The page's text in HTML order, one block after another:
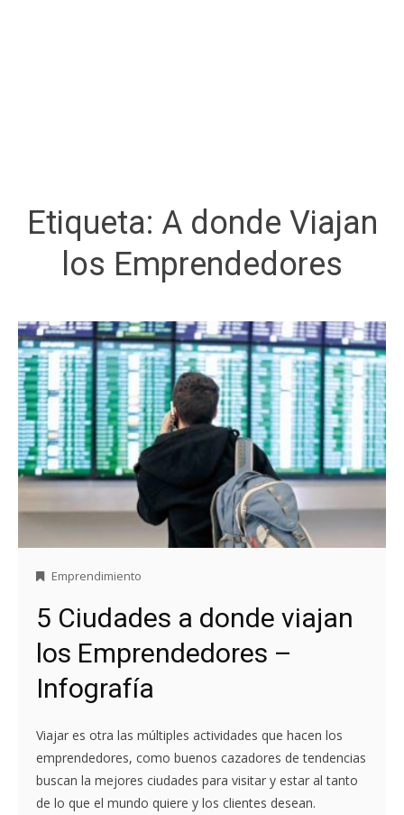
Etiqueta: A donde Viajan
los Emprendedores
Emprendimiento
5 Ciudades a donde viajan
los Emprendedores –
Infografía
Viajar es otra las múltiples actividades que hacen los
emprendedores, como buenos cazadores de tendencias
buscan la mejores ciudades para visitar y estar al tanto
de lo que el mundo quiere y los clientes desean.